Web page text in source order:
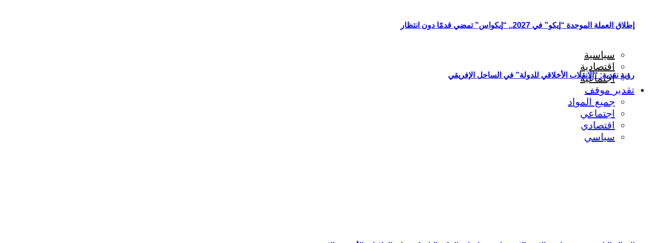
رؤية نقدية: “الانقلاب الأخلاقي للدولة” في الساحل الإفريقي
إطلاق العملة الموحدة “إيكو” في 2027.. “إيكواس” تمضي قدمًا دون انتظار
سياسية
اقتصادية
اجتماعية
تقدير موقف
جميع المواد
اجتماعي
اقتصادي
سياسي